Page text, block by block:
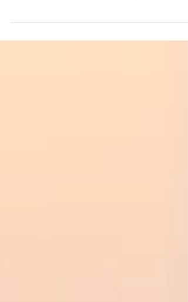
“o meio” para impactar positivamente o